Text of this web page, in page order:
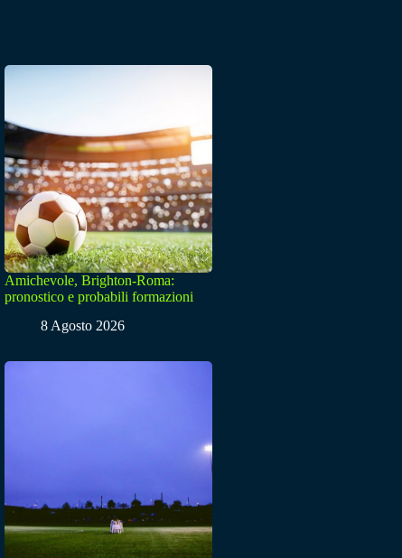
Amichevole, Brighton-Roma:
pronostico e probabili formazioni
8 Agosto 2026